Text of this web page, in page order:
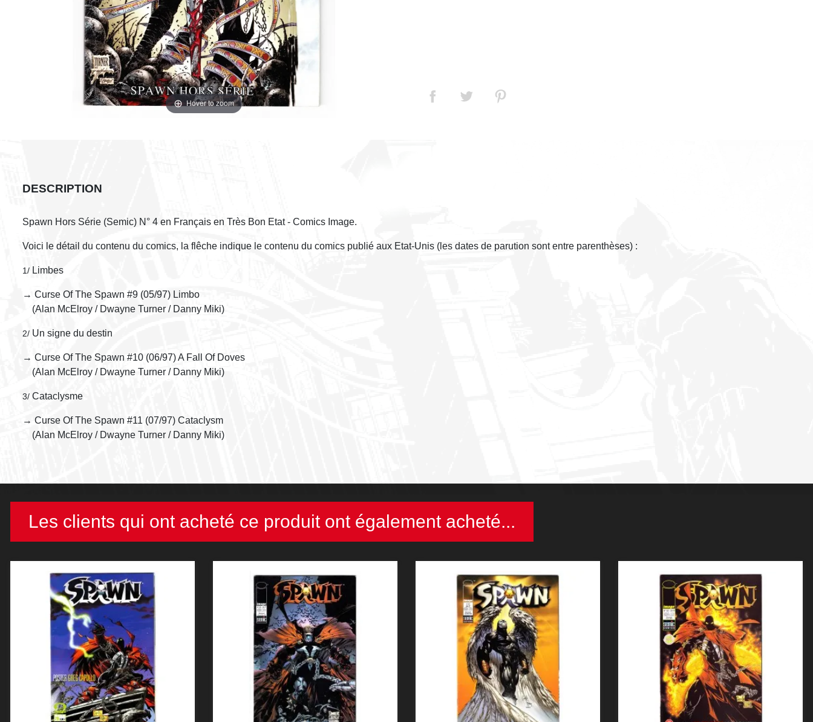
Hover to zoom
DESCRIPTION
Spawn Hors Série (Semic) N° 4 en Français en Très Bon Etat - Comics Image.
Voici le détail du contenu du comics, la flêche indique le contenu du comics publié aux Etat-Unis (les dates de parution sont entre parenthèses) :
1/ Limbes
→ Curse Of The Spawn #9 (05/97) Limbo
(Alan McElroy / Dwayne Turner / Danny Miki)
2/ Un signe du destin
→ Curse Of The Spawn #10 (06/97) A Fall Of Doves
(Alan McElroy / Dwayne Turner / Danny Miki)
3/ Cataclysme
→ Curse Of The Spawn #11 (07/97) Cataclysm
(Alan McElroy / Dwayne Turner / Danny Miki)
Les clients qui ont acheté ce produit ont également acheté...